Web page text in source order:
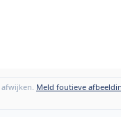
Meld foutieve